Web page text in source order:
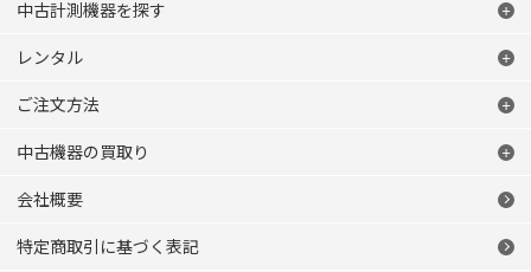
中古計測機器を探す
レンタル
ご注文方法
中古機器の買取り
会社概要
特定商取引に基づく表記